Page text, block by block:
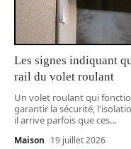
Les signes indiquant
rail du volet roulant
Un volet roulant qui
garantir la sécurité,
il arrive parfois que ces…
Maison 19 juillet 2026